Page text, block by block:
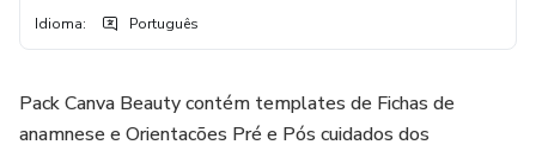
Idioma: Português
Pack Canva Beauty contém templates de Fichas de
anamnese e Orientacões Pré e Pós cuidados dos